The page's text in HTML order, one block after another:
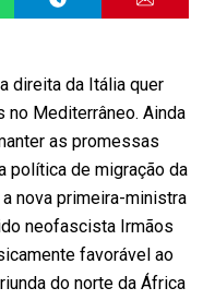
direita da Itália quer
no Mediterrâneo. Ainda
as promessas
política de migração da
a nova primeira-ministra
neofascista Irmãos
favorável ao
do norte da África